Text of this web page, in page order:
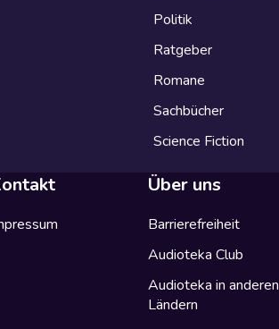
Politik
Ratgeber
Romane
Sachbücher
Science Fiction
Über uns
Barrierefreiheit
Audioteka Club
Audioteka in anderen
Ländern